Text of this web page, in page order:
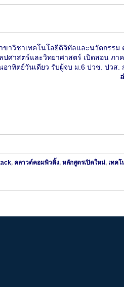
ขาวิชาเทคโนโลยีดิจิทัลและนวัตกรรม
ปศาสตร์และวิทยาศาสตร์ เปิดสอน ภา
อาทิตย์วันเดียว รับผู้จบ ม.6 ปวช. ปวส.
, คลาวด์คอมพิวติ้ง, หลักสูตรเปิดใหม่, เทคโ